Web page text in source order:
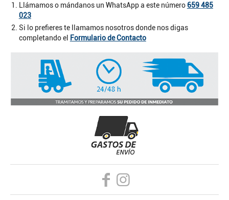
Llámamos o mándanos un WhatsApp a este número 659 485
023
Si lo prefieres te llamamos nosotros donde nos digas
completando el
Formulario de Contacto